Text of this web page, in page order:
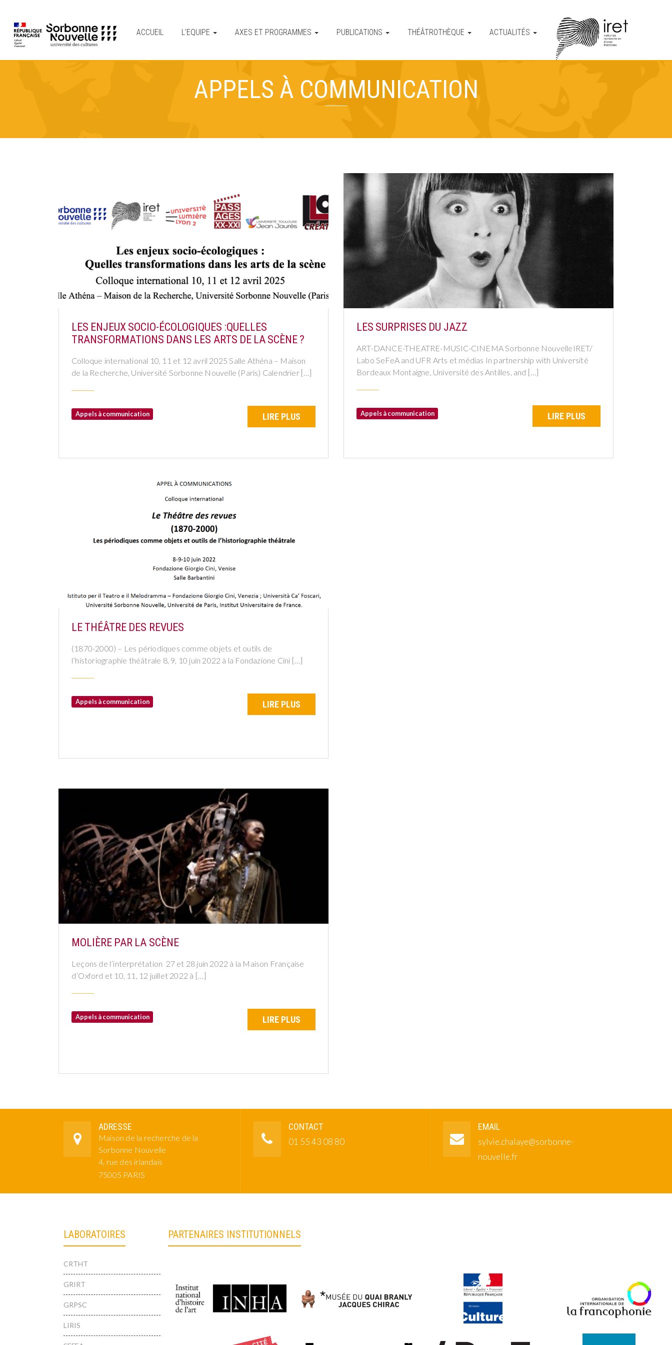
ACCUEIL L’EQUIPE AXES ET PROGRAMMES PUBLICATIONS THÉÂTROTHÈQUE ACTUALITÉS
APPELS À COMMUNICATION
LES ENJEUX SOCIO-ÉCOLOGIQUES :QUELLES
TRANSFORMATIONS DANS LES ARTS DE LA SCÈNE ?
Colloque international 10, 11 et 12 avril 2025 Salle Athéna – Maison
de la Recherche, Université Sorbonne Nouvelle (Paris) Calendrier […]
Appels à communication LIRE PLUS
LES SURPRISES DU JAZZ
ART-DANCE-THEATRE-MUSIC-CINEMA Sorbonne NouvelleIRET/
Labo SeFeA and UFR Arts et médias In partnership with Université
Bordeaux Montaigne, Université des Antilles, and […]
Appels à communication LIRE PLUS
LE THÉÂTRE DES REVUES
(1870-2000) – Les périodiques comme objets et outils de
l’historiographie théâtrale 8, 9, 10 juin 2022 à la Fondazione Cini […]
Appels à communication LIRE PLUS
MOLIÈRE PAR LA SCÈNE
Leçons de l’interprétation 27 et 28 juin 2022 à la Maison Française
d’Oxford et 10, 11, 12 juillet 2022 à […]
Appels à communication LIRE PLUS
ADRESSE
Maison de la recherche de la
Sorbonne Nouvelle
4, rue des irlandais
75005 PARIS
CONTACT
01 55 43 08 80
EMAIL
sylvie.chalaye@sorbonne-
nouvelle.fr
LABORATOIRES
CRTHT
GRIRT
GRPSC
LIRIS
PARTENAIRES INSTITUTIONNELS